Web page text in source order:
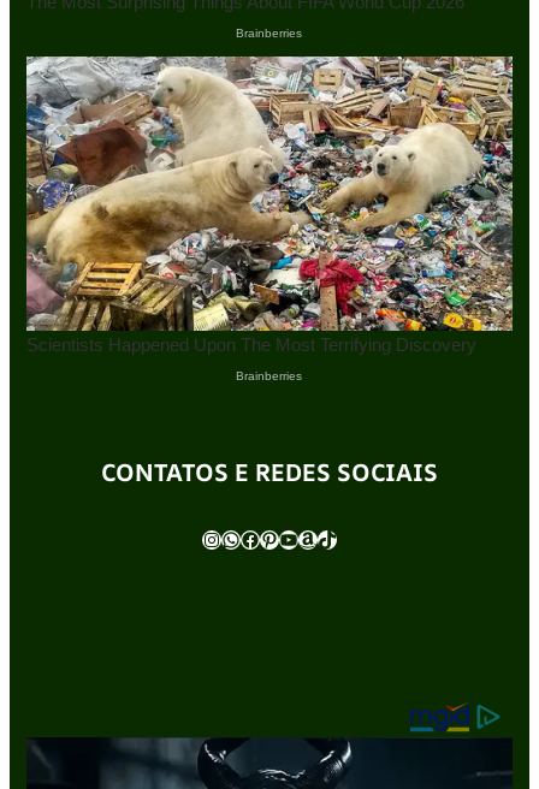
CONTATOS E REDES SOCIAIS
InstagramWhatsApp Facebook Pinterest Youtube Amazon TikTok